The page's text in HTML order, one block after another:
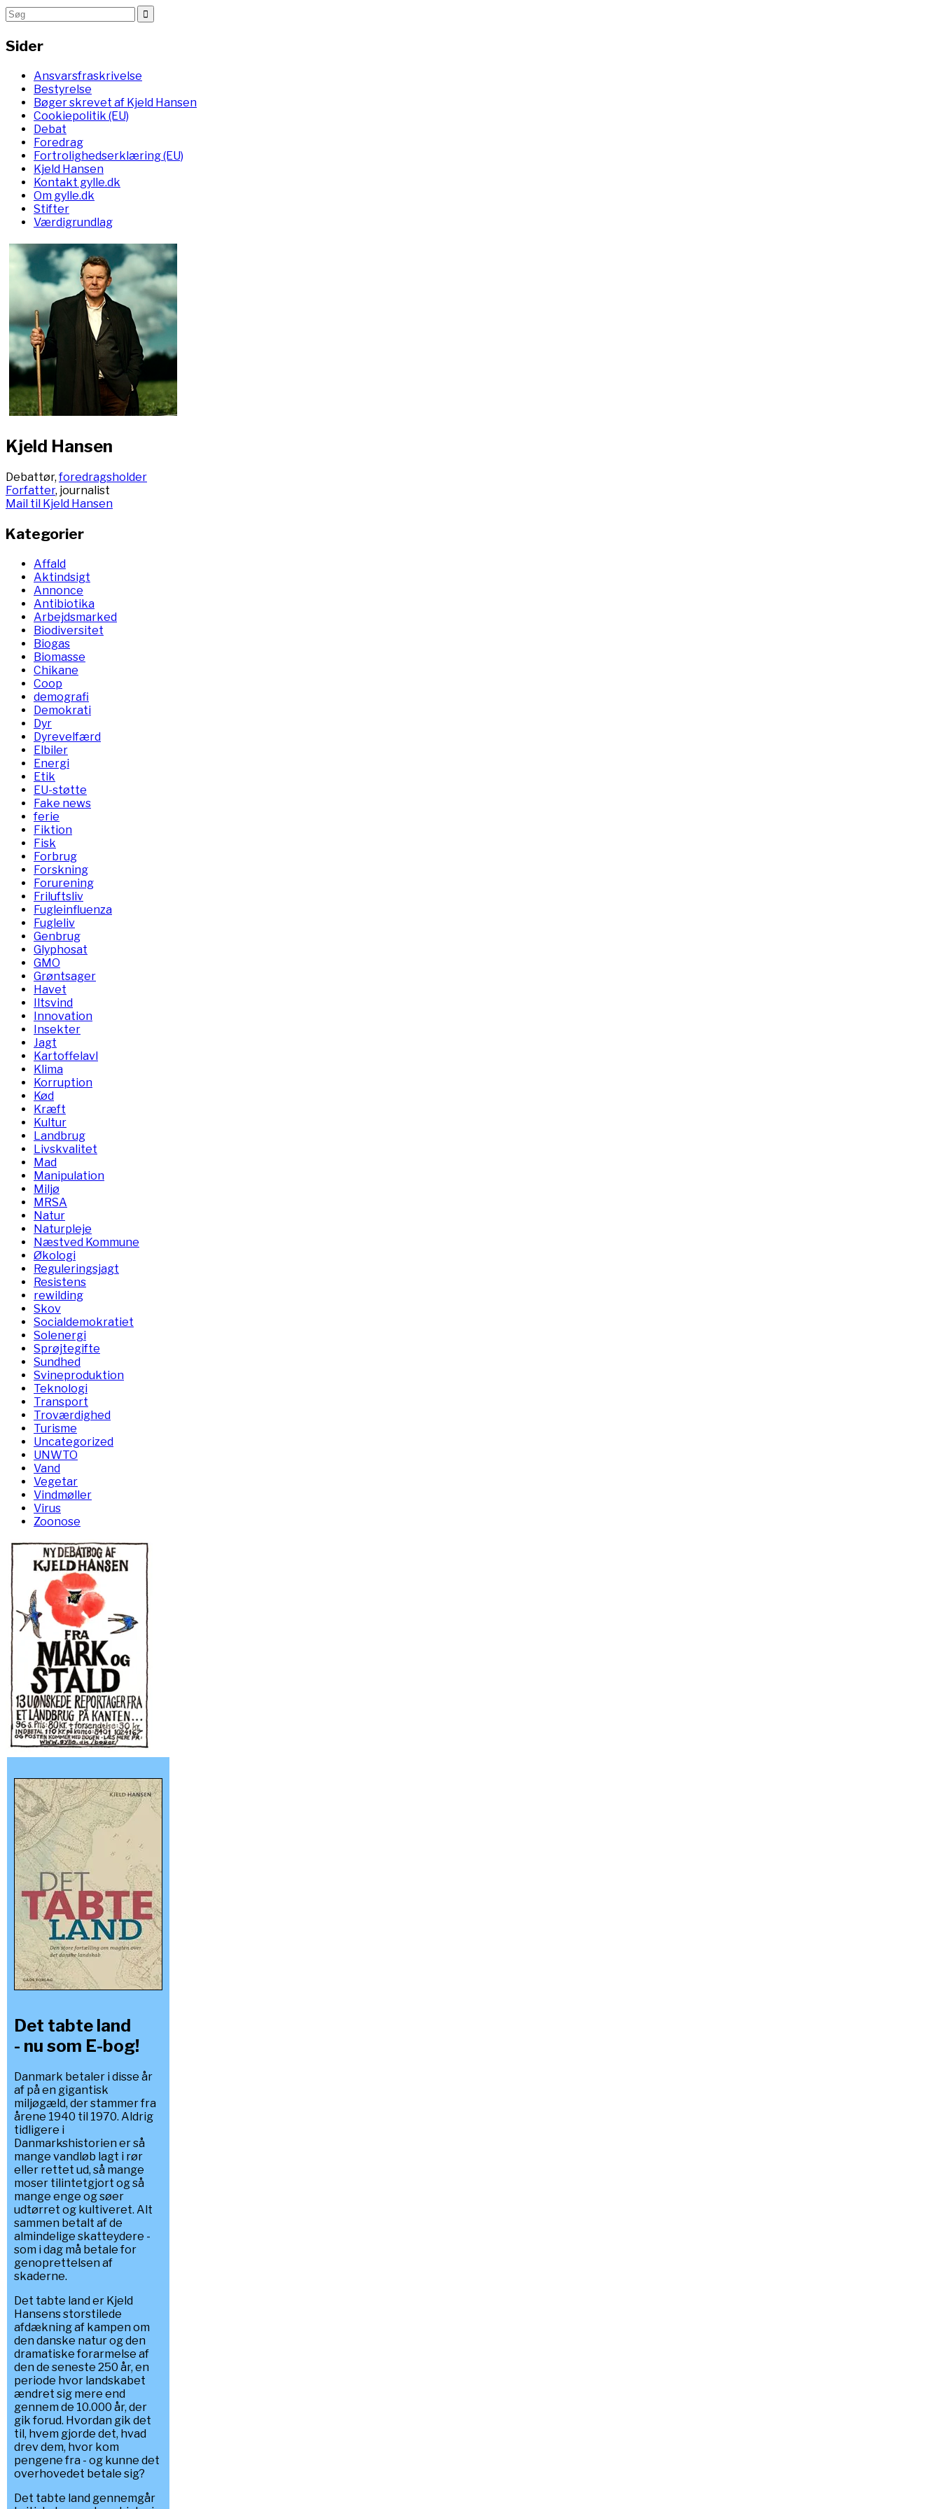
Sider
Ansvarsfraskrivelse
Bestyrelse
Bøger skrevet af Kjeld Hansen
Cookiepolitik (EU)
Debat
Foredrag
Fortrolighedserklæring (EU)
Kjeld Hansen
Kontakt gylle.dk
Om gylle.dk
Stifter
Værdigrundlag
Kjeld Hansen
Debattør,foredragsholder
Forfatter, journalist
Mail til Kjeld Hansen
Kategorier
Affald
Aktindsigt
Annonce
Antibiotika
Arbejdsmarked
Biodiversitet
Biogas
Biomasse
Chikane
Coop
demografi
Demokrati
Dyr
Dyrevelfærd
Elbiler
Energi
Etik
EU-støtte
Fake news
ferie
Fiktion
Fisk
Forbrug
Forskning
Forurening
Friluftsliv
Fugleinfluenza
Fugleliv
Genbrug
Glyphosat
GMO
Grøntsager
Havet
Iltsvind
Innovation
Insekter
Jagt
Kartoffelavl
Klima
Korruption
Kød
Kræft
Kultur
Landbrug
Livskvalitet
Mad
Manipulation
Miljø
MRSA
Natur
Naturpleje
Næstved Kommune
Økologi
Reguleringsjagt
Resistens
rewilding
Skov
Socialdemokratiet
Solenergi
Sprøjtegifte
Sundhed
Svineproduktion
Teknologi
Transport
Troværdighed
Turisme
Uncategorized
UNWTO
Vand
Vegetar
Vindmøller
Virus
Zoonose
Det tabte land
- nu som E-bog!
Danmark betaler i disse år
af på en gigantisk
miljøgæld, der stammer fra
årene 1940 til 1970. Aldrig
tidligere i
Danmarkshistorien er så
mange vandløb lagt i rør
eller rettet ud, så mange
moser tilintetgjort og så
mange enge og søer
udtørret og kultiveret. Alt
sammen betalt af de
almindelige skatteydere -
som i dag må betale for
genoprettelsen af
skaderne.
Det tabte land er Kjeld
Hansens storstilede
afdækning af kampen om
den danske natur og den
dramatiske forarmelse af
den de seneste 250 år, en
periode hvor landskabet
ændret sig mere end
gennem de 10.000 år, der
gik forud. Hvordan gik det
til, hvem gjorde det, hvad
drev dem, hvor kom
pengene fra - og kunne det
overhovedet betale sig?
Det tabte land gennemgår